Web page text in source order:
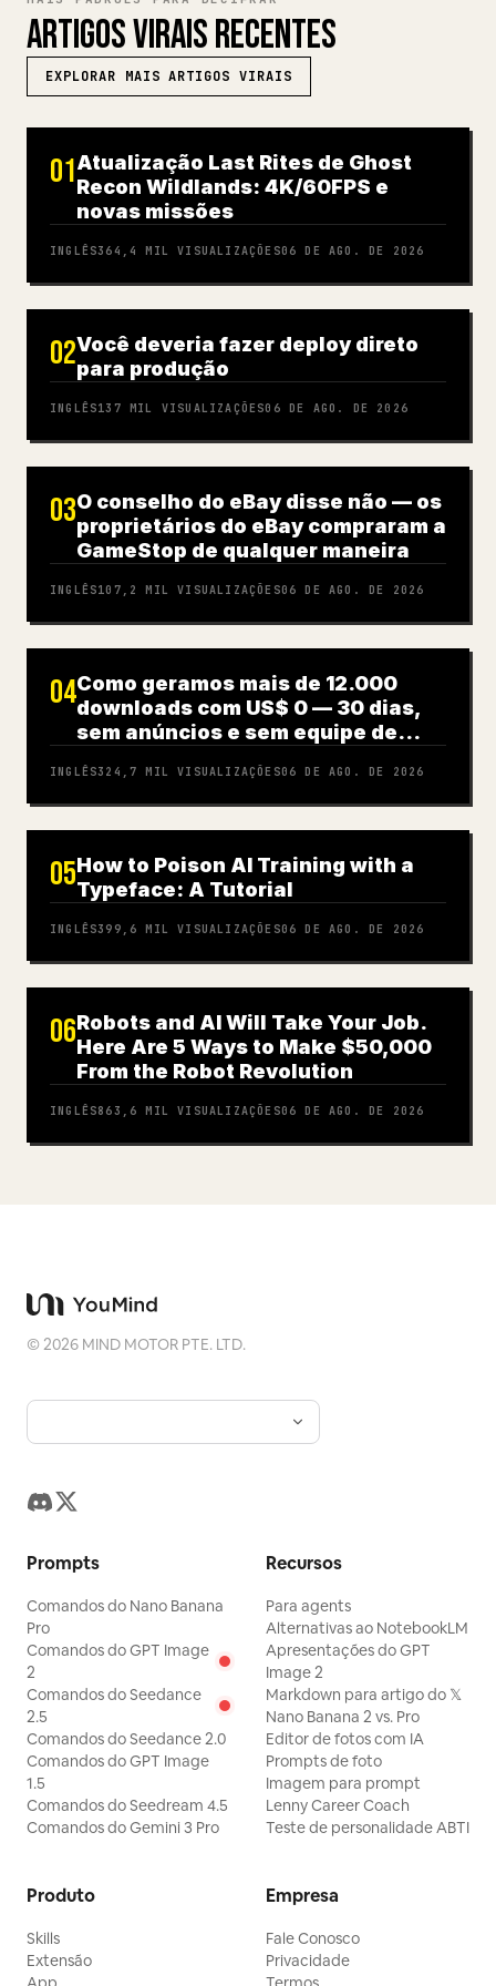
ARTIGOS VIRAIS RECENTES
EXPLORAR MAIS ARTIGOS VIRAIS
01Atualização Last Rites de Ghost
Recon Wildlands: 4K/60FPS e
novas missões
INGLÊS364,4 MIL VISUALIZAÇÕES06 DE AGO. DE 2026
02Você deveria fazer deploy direto
para produção
INGLÊS137 MIL VISUALIZAÇÕES06 DE AGO. DE 2026
03O conselho do eBay disse não — os
proprietários do eBay compraram a
GameStop de qualquer maneira
INGLÊS107,2 MIL VISUALIZAÇÕES06 DE AGO. DE 2026
04Como geramos mais de 12.000
downloads com US$ 0 — 30 dias,
sem anúncios e sem equipe de
INGLÊS324,7 MIL VISUALIZAÇÕES06 DE AGO. DE 2026
05How to Poison AI Training with a
Typeface: A Tutorial
INGLÊS399,6 MIL VISUALIZAÇÕES06 DE AGO. DE 2026
06Robots and AI Will Take Your Job.
Here Are 5 Ways to Make $50,000
From the Robot Revolution
INGLÊS863,6 MIL VISUALIZAÇÕES06 DE AGO. DE 2026
©2026 MIND MOTOR PTE. LTD.
Prompts
Comandos do Nano Banana
Pro
Comandos do GPT Image
2
Comandos do Seedance
2.5
Comandos do Seedance 2.0
Comandos do GPT Image
1.5
Comandos do Seedream 4.5
Comandos do Gemini 3 Pro
Recursos
Para agents
Alternativas ao NotebookLM
Apresentações do GPT
Image 2
Markdown para artigo do 𝕏
Nano Banana 2 vs. Pro
Editor de fotos com IA
Prompts de foto
Imagem para prompt
Lenny Career Coach
Teste de personalidade ABTI
Produto
Skills
Extensão
Empresa
Fale Conosco
Privacidade